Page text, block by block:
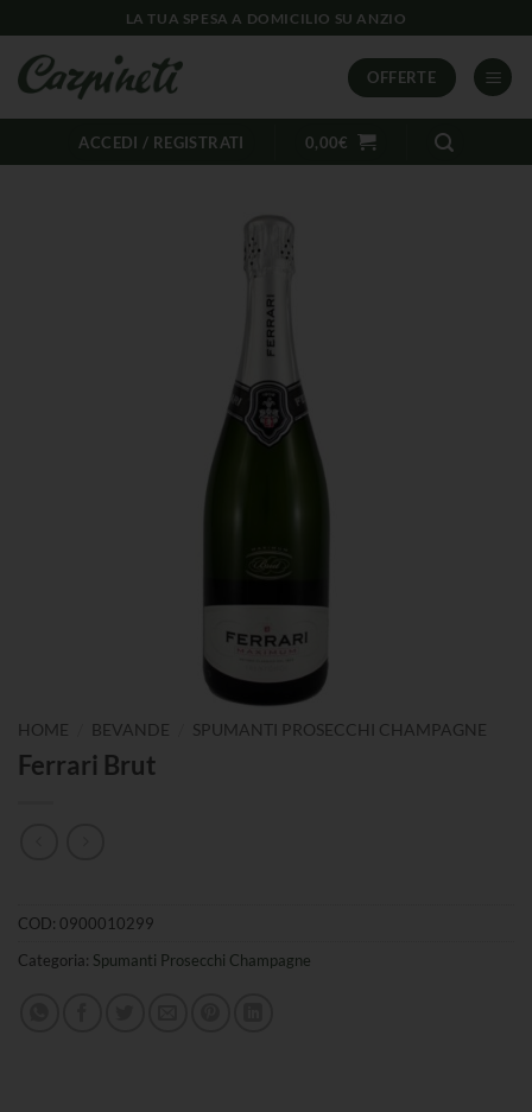
LA TUA SPESA A DOMICILIO SU ANZIO
OFFERTE
ACCEDI / REGISTRATI 0,00€
HOME BEVANDE SPUMANTI PROSECCHI CHAMPAGNE
Ferrari Brut
COD: 0900010299
Categoria: Spumanti Prosecchi Champagne